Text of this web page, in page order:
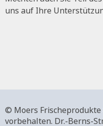
uns auf Ihre
© Moers Frischeprodukte
vorbehalten. Dr.-Berns-